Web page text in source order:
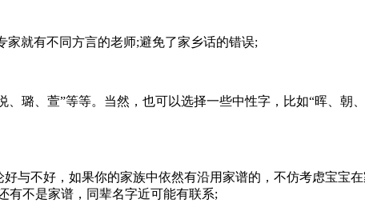
就有不同方言的老师;避免了家乡话的错误;
璐、萱”等等。当然，也可以选择一些中性字，比如“晖、朝
与不好，如果你的家族中依然有沿用家谱的，不仿考虑宝宝
有不是家谱，同辈名字近可能有联系;